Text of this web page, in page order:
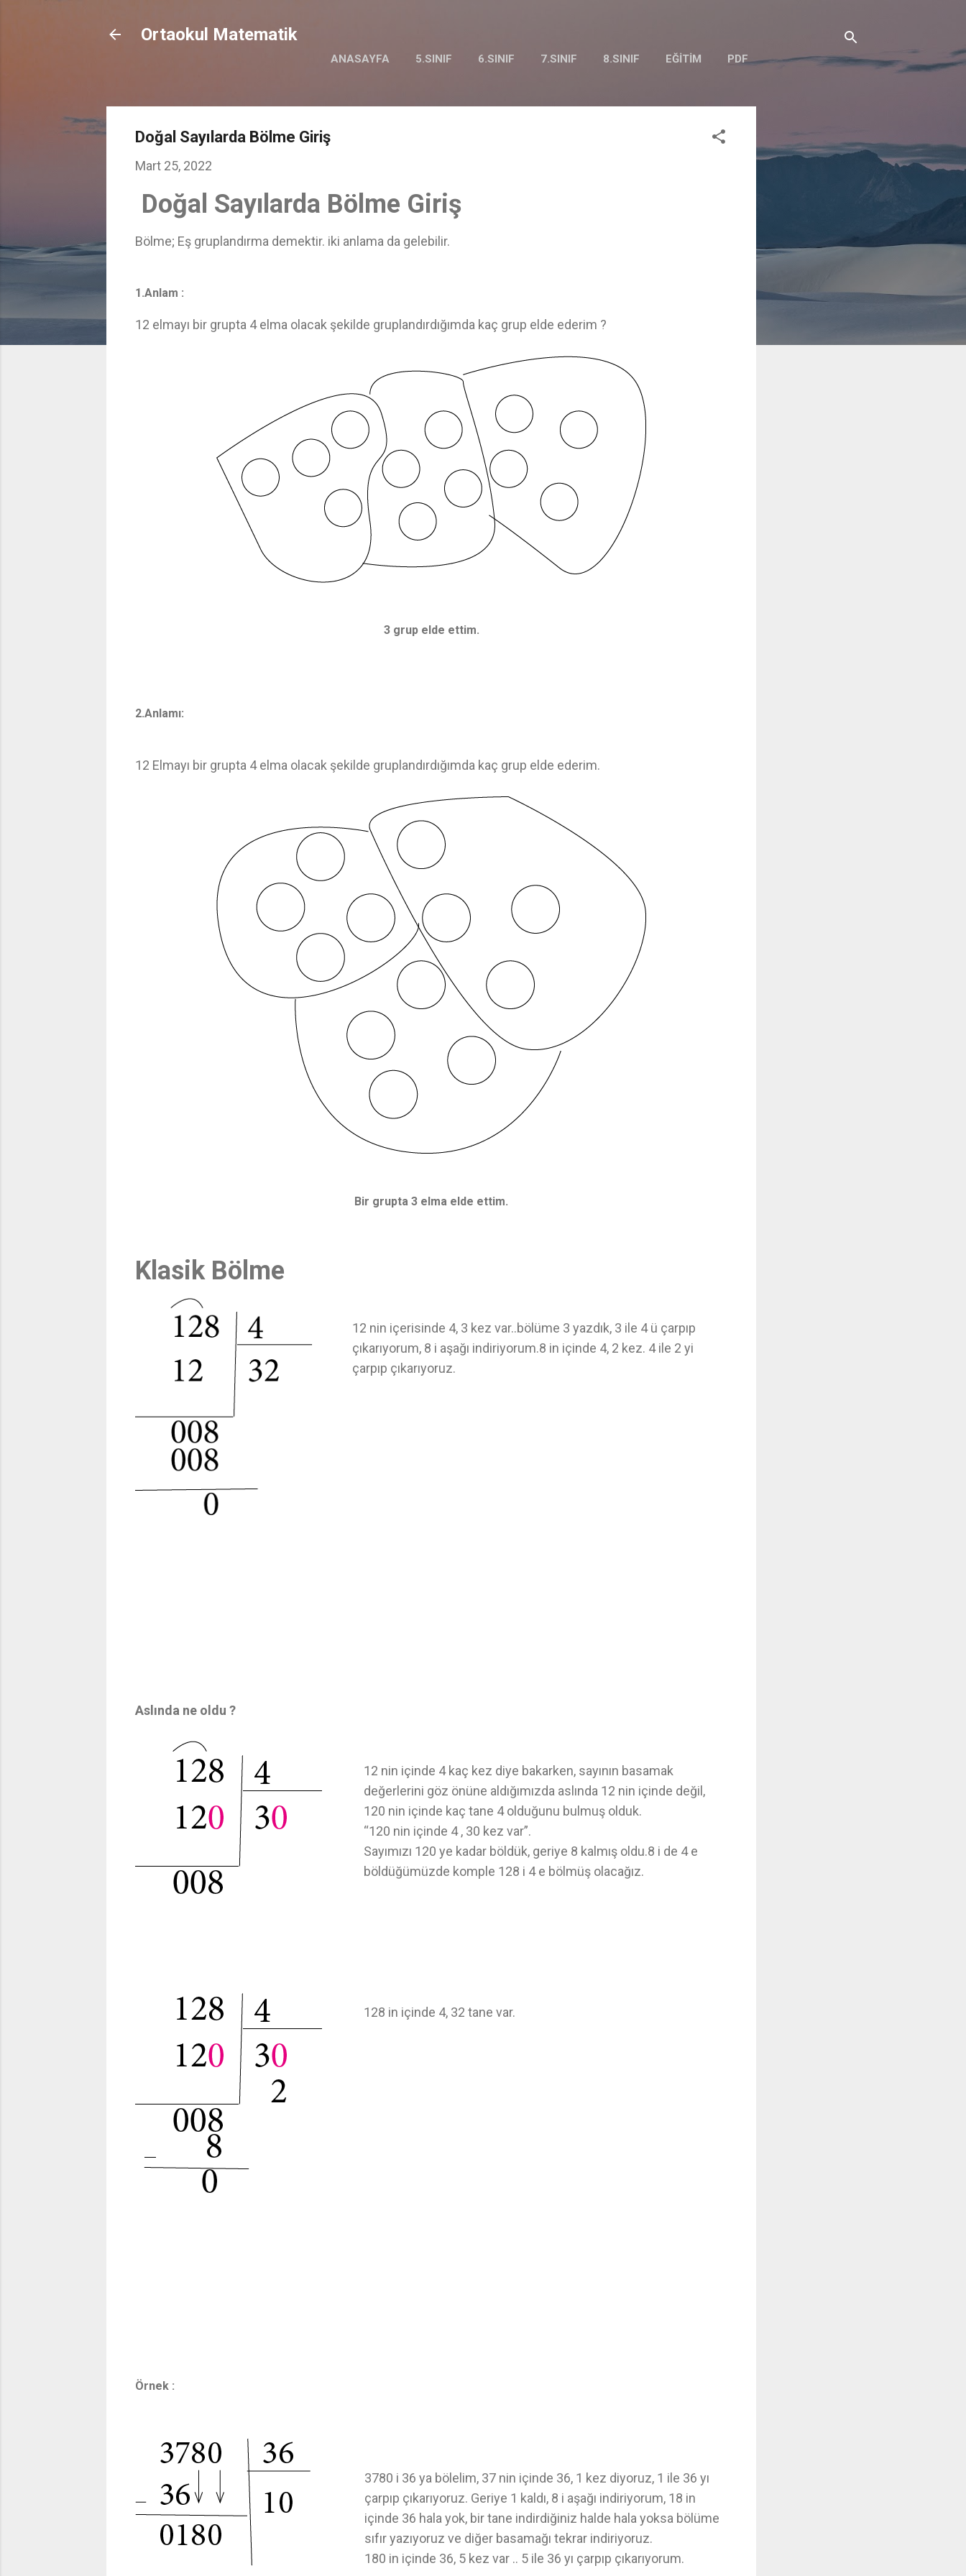
Ortaokul Matematik
ANASAYFA 5.SINIF 6.SINIF 7.SINIF 8.SINIF EĞITIM PDF
Doğal Sayılarda Bölme Giriş
Mart 25, 2022
Doğal Sayılarda Bölme Giriş
Bölme; Eş gruplandırma demektir. iki anlama da gelebilir.
1.Anlam :
12 elmayı bir grupta 4 elma olacak şekilde gruplandırdığımda kaç grup elde ederim ?
3 grup elde ettim.
2.Anlamı:
12 Elmayı bir grupta 4 elma olacak şekilde gruplandırdığımda kaç grup elde ederim.
Bir grupta 3 elma elde ettim.
Klasik Bölme
12 nin içerisinde 4, 3 kez var..bölüme 3 yazdık, 3 ile 4 ü çarpıp
çıkarıyorum, 8 i aşağı indiriyorum.8 in içinde 4, 2 kez. 4 ile 2 yi
çarpıp çıkarıyoruz.
Aslında ne oldu ?
12 nin içinde 4 kaç kez diye bakarken, sayının basamak
değerlerini göz önüne aldığımızda aslında 12 nin içinde değil,
120 nin içinde kaç tane 4 olduğunu bulmuş olduk.
“120 nin içinde 4 , 30 kez var”.
Sayımızı 120 ye kadar böldük, geriye 8 kalmış oldu.8 i de 4 e
böldüğümüzde komple 128 i 4 e bölmüş olacağız.
128 in içinde 4, 32 tane var.
Örnek :
3780 i 36 ya bölelim, 37 nin içinde 36, 1 kez diyoruz, 1 ile 36 yı
çarpıp çıkarıyoruz. Geriye 1 kaldı, 8 i aşağı indiriyorum, 18 in
içinde 36 hala yok, bir tane indirdiğiniz halde hala yoksa bölüme
sıfır yazıyoruz ve diğer basamağı tekrar indiriyoruz.
180 in içinde 36, 5 kez var .. 5 ile 36 yı çarpıp çıkarıyorum.